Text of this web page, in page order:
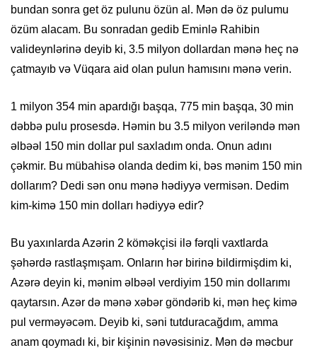
bundan sonra get öz pulunu özün al. Mən də öz pulumu
özüm alacam. Bu sonradan gedib Eminlə Rahibin
valideynlərinə deyib ki, 3.5 milyon dollardan mənə heç nə
çatmayıb və Vüqara aid olan pulun hamısını mənə verin.
1 milyon 354 min apardığı başqa, 775 min başqa, 30 min
dəbbə pulu prosesdə. Həmin bu 3.5 milyon veriləndə mən
əlbəəl 150 min dollar pul saxladım onda. Onun adını
çəkmir. Bu mübahisə olanda dedim ki, bəs mənim 150 min
dollarım? Dedi sən onu mənə hədiyyə vermisən. Dedim
kim-kimə 150 min dolları hədiyyə edir?
Bu yaxınlarda Azərin 2 köməkçisi ilə fərqli vaxtlarda
şəhərdə rastlaşmışam. Onların hər birinə bildirmişdim ki,
Azərə deyin ki, mənim əlbəəl verdiyim 150 min dollarımı
qaytarsın. Azər də mənə xəbər göndərib ki, mən heç kimə
pul verməyəcəm. Deyib ki, səni tutduracağdım, amma
anam qoymadı ki, bir kişinin nəvəsisiniz. Mən də məcbur